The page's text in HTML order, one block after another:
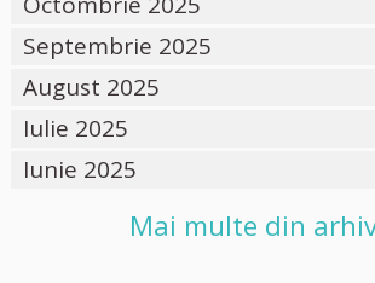
Septembrie 2025
August 2025
Iulie 2025
Iunie 2025
Mai multe din